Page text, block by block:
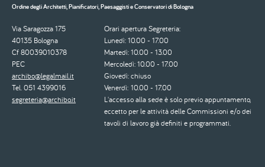
Ordine degli Architetti, Pianificatori, Paesaggisti e Conservatori di Bologna
Via Saragozza 175
40135 Bologna
Cf 80039010378
PEC
archibo@legalmail.it
Tel. 051 4399016
segreteria@archibo.it
Orari apertura Segreteria:
Lunedì: 10.00 - 17.00
Martedì: 10.00 - 13.00
Mercoledì: 10.00 - 17.00
Giovedì: chiuso
Venerdì: 10.00 - 17.00
L'accesso alla sede è solo previo appuntamento,
eccetto per le attività delle Commissioni e/o dei
tavoli di lavoro già definiti e programmati.